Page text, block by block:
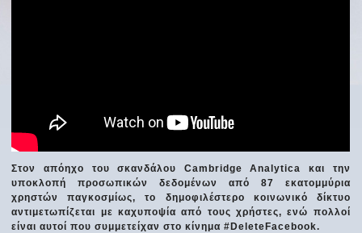
Στον απόηχο του σκανδάλου Cambridge Analytica και την
υποκλοπή προσωπικών δεδομένων από 87 εκατομμύρια
χρηστών παγκοσμίως, το δημοφιλέστερο κοινωνικό δίκτυο
αντιμετωπίζεται με καχυποψία από τους χρήστες, ενώ πολλοί
είναι αυτοί που συμμετείχαν στο κίνημα #DeleteFacebook.